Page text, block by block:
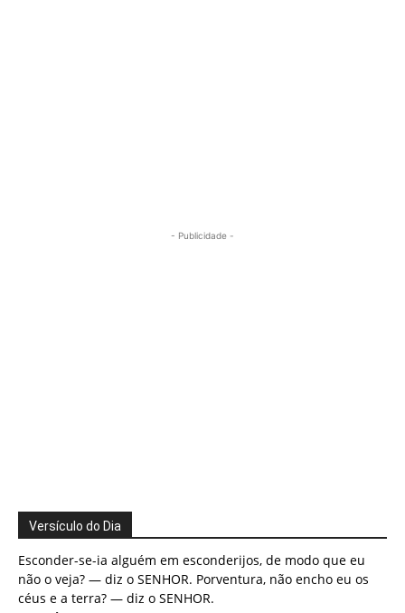
- Publicidade -
Versículo do Dia
Esconder-se-ia alguém em esconderijos, de modo que eu
não o veja? — diz o SENHOR. Porventura, não encho eu os
céus e a terra? — diz o SENHOR.